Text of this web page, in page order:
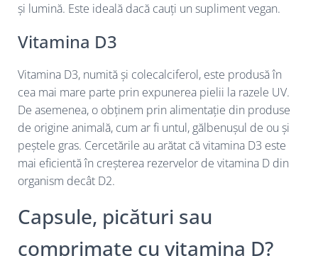
și lumină. Este ideală dacă cauți un supliment vegan.
Vitamina D3
Vitamina D3, numită și colecalciferol, este produsă în
cea mai mare parte prin expunerea pielii la razele UV.
De asemenea, o obținem prin alimentație din produse
de origine animală, cum ar fi untul, gălbenușul de ou și
peștele gras. Cercetările au arătat că vitamina D3 este
mai eficientă în creșterea rezervelor de vitamina D din
organism decât D2.
Capsule, picături sau
comprimate cu vitamina D?